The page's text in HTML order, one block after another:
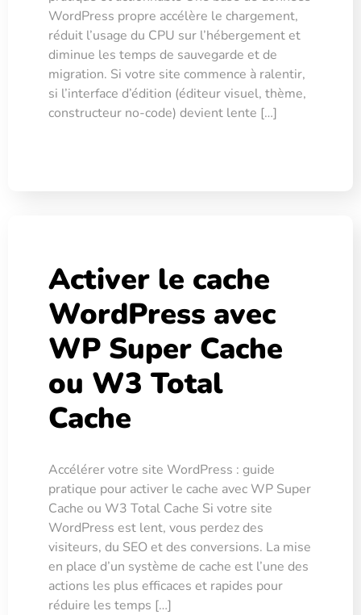
WordPress propre accélère le chargement,
réduit l’usage du CPU sur l’hébergement et
diminue les temps de sauvegarde et de
migration. Si votre site commence à ralentir,
si l’interface d’édition (éditeur visuel, thème,
constructeur no-code) devient lente […]
Activer le cache
WordPress avec
WP Super Cache
ou W3 Total
Cache
Accélérer votre site WordPress : guide
pratique pour activer le cache avec WP Super
Cache ou W3 Total Cache Si votre site
WordPress est lent, vous perdez des
visiteurs, du SEO et des conversions. La mise
en place d’un système de cache est l’une des
actions les plus efficaces et rapides pour
réduire les temps […]